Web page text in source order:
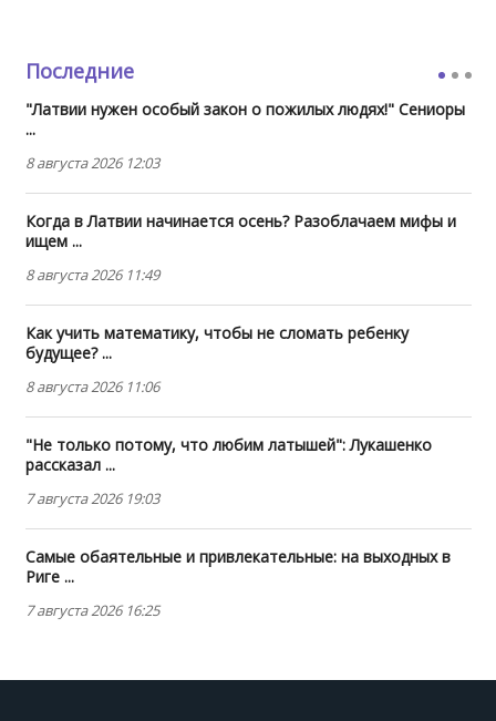
Последние
"Латвии нужен особый закон о пожилых людях!" Сениоры
...
8 августа 2026 12:03
Когда в Латвии начинается осень? Разоблачаем мифы и
ищем ...
8 августа 2026 11:49
Как учить математику, чтобы не сломать ребенку
будущее? ...
8 августа 2026 11:06
"Не только потому, что любим латышей": Лукашенко
рассказал ...
7 августа 2026 19:03
Самые обаятельные и привлекательные: на выходных в
Риге ...
7 августа 2026 16:25